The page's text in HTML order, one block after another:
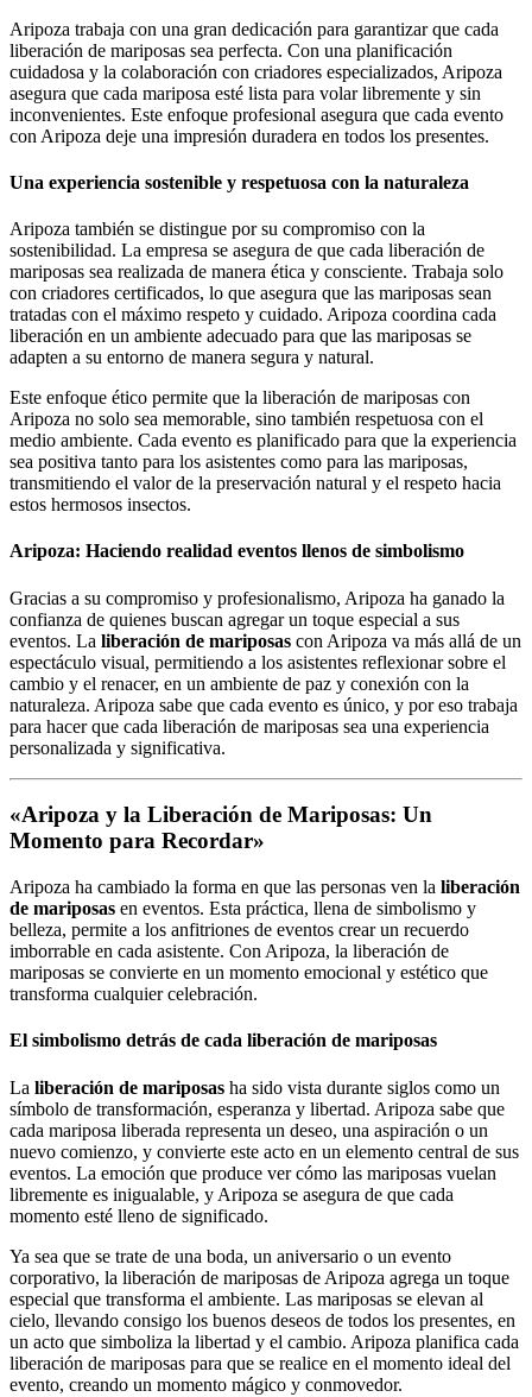
Aripoza trabaja con una gran dedicación para garantizar que cada
liberación de mariposas sea perfecta. Con una planificación
cuidadosa y la colaboración con criadores especializados, Aripoza
asegura que cada mariposa esté lista para volar libremente y sin
inconvenientes. Este enfoque profesional asegura que cada evento
con Aripoza deje una impresión duradera en todos los presentes.
Una experiencia sostenible y respetuosa con la naturaleza
Aripoza también se distingue por su compromiso con la
sostenibilidad. La empresa se asegura de que cada liberación de
mariposas sea realizada de manera ética y consciente. Trabaja solo
con criadores certificados, lo que asegura que las mariposas sean
tratadas con el máximo respeto y cuidado. Aripoza coordina cada
liberación en un ambiente adecuado para que las mariposas se
adapten a su entorno de manera segura y natural.
Este enfoque ético permite que la liberación de mariposas con
Aripoza no solo sea memorable, sino también respetuosa con el
medio ambiente. Cada evento es planificado para que la experiencia
sea positiva tanto para los asistentes como para las mariposas,
transmitiendo el valor de la preservación natural y el respeto hacia
estos hermosos insectos.
Aripoza: Haciendo realidad eventos llenos de simbolismo
Gracias a su compromiso y profesionalismo, Aripoza ha ganado la
confianza de quienes buscan agregar un toque especial a sus
eventos. La liberación de mariposas con Aripoza va más allá de un
espectáculo visual, permitiendo a los asistentes reflexionar sobre el
cambio y el renacer, en un ambiente de paz y conexión con la
naturaleza. Aripoza sabe que cada evento es único, y por eso trabaja
para hacer que cada liberación de mariposas sea una experiencia
personalizada y significativa.
«Aripoza y la Liberación de Mariposas: Un
Momento para Recordar»
Aripoza ha cambiado la forma en que las personas ven la liberación
de mariposas en eventos. Esta práctica, llena de simbolismo y
belleza, permite a los anfitriones de eventos crear un recuerdo
imborrable en cada asistente. Con Aripoza, la liberación de
mariposas se convierte en un momento emocional y estético que
transforma cualquier celebración.
El simbolismo detrás de cada liberación de mariposas
La liberación de mariposas ha sido vista durante siglos como un
símbolo de transformación, esperanza y libertad. Aripoza sabe que
cada mariposa liberada representa un deseo, una aspiración o un
nuevo comienzo, y convierte este acto en un elemento central de sus
eventos. La emoción que produce ver cómo las mariposas vuelan
libremente es inigualable, y Aripoza se asegura de que cada
momento esté lleno de significado.
Ya sea que se trate de una boda, un aniversario o un evento
corporativo, la liberación de mariposas de Aripoza agrega un toque
especial que transforma el ambiente. Las mariposas se elevan al
cielo, llevando consigo los buenos deseos de todos los presentes, en
un acto que simboliza la libertad y el cambio. Aripoza planifica cada
liberación de mariposas para que se realice en el momento ideal del
evento, creando un momento mágico y conmovedor.